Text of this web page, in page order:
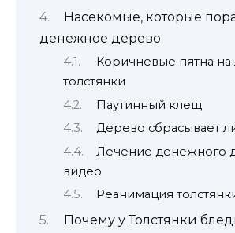
Насекомые, которые
денежное дерево
Коричневые пятна на
толстянки
Паутинный клещ
Дерево сбрасывает
Лечение денежного
видео
Реанимация
Почему у Толстянки